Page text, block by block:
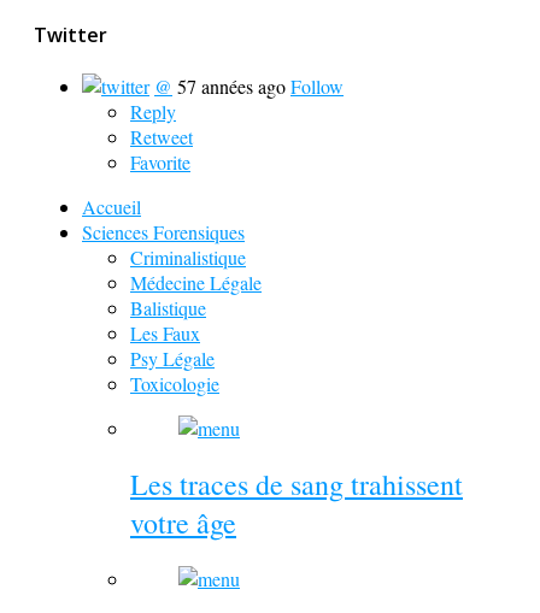
Twitter
@ 57 années agoFollow
Reply
Retweet
Favorite
Accueil
Sciences Forensiques
Criminalistique
Médecine Légale
Balistique
Les Faux
Psy Légale
Toxicologie
Les traces de sang trahissent
votre âge